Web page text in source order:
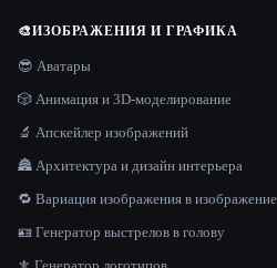
🎨ИЗОБРАЖЕНИЯ И ГРАФИКА
😎 Аватары
🎲 Анимация и 3D-моделирование
🔬 Апскейлер изображений
🏯 Архитектура и дизайн интерьера
🔁 Вариация изображения в изображение
🪪 Генератор выстрелов в голову